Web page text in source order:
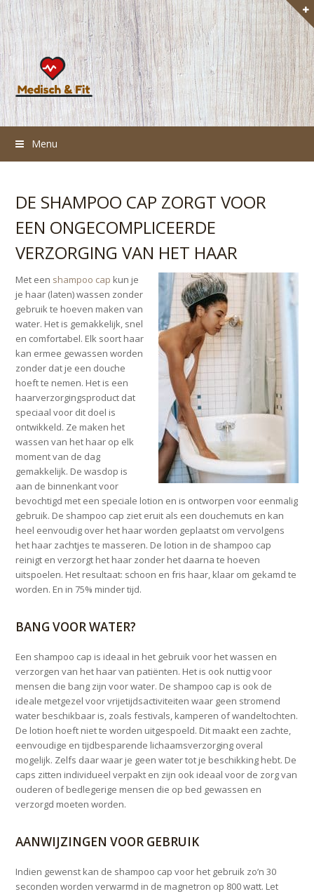
Menu
DE SHAMPOO CAP ZORGT VOOR
EEN ONGECOMPLICEERDE
VERZORGING VAN HET HAAR
Met een shampoo cap kun je
je haar (laten) wassen zonder
gebruik te hoeven maken van
water. Het is gemakkelijk, snel
en comfortabel. Elk soort haar
kan ermee gewassen worden
zonder dat je een douche
hoeft te nemen. Het is een
haarverzorgingsproduct dat
speciaal voor dit doel is
ontwikkeld. Ze maken het
wassen van het haar op elk
moment van de dag
gemakkelijk. De wasdop is
aan de binnenkant voor
bevochtigd met een speciale lotion en is ontworpen voor eenmalig
gebruik. De shampoo cap ziet eruit als een douchemuts en kan
heel eenvoudig over het haar worden geplaatst om vervolgens
het haar zachtjes te masseren. De lotion in de shampoo cap
reinigt en verzorgt het haar zonder het daarna te hoeven
uitspoelen. Het resultaat: schoon en fris haar, klaar om gekamd te
worden. En in 75% minder tijd.
BANG VOOR WATER?
Een shampoo cap is ideaal in het gebruik voor het wassen en
verzorgen van het haar van patiënten. Het is ook nuttig voor
mensen die bang zijn voor water. De shampoo cap is ook de
ideale metgezel voor vrijetijdsactiviteiten waar geen stromend
water beschikbaar is, zoals festivals, kamperen of wandeltochten.
De lotion hoeft niet te worden uitgespoeld. Dit maakt een zachte,
eenvoudige en tijdbesparende lichaamsverzorging overal
mogelijk. Zelfs daar waar je geen water tot je beschikking hebt. De
caps zitten individueel verpakt en zijn ook ideaal voor de zorg van
ouderen of bedlegerige mensen die op bed gewassen en
verzorgd moeten worden.
AANWIJZINGEN VOOR GEBRUIK
Indien gewenst kan de shampoo cap voor het gebruik zo’n 30
seconden worden verwarmd in de magnetron op 800 watt. Let